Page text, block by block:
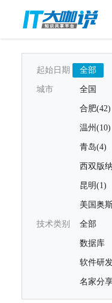
起始日期 全部
城市 全国
合肥(42)
温州(10)
青岛(4)
西双版
昆明(1)
美国奥
技术类别 全部
数据库
软件研
名家分